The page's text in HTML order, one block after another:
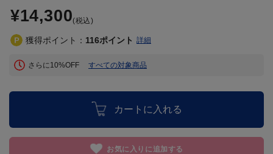
¥14,300(税込)
獲得ポイント： 116ポイント 詳細
さらに10%OFF すべての対象商品
カートに入れる
お気に入りに追加する